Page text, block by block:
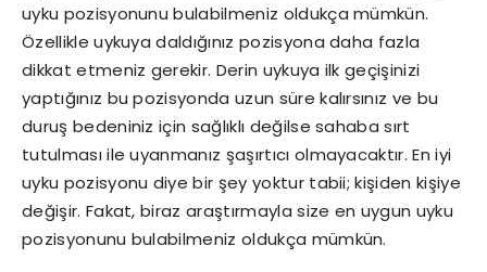
uyku pozisyonunu bulabilmeniz oldukça mümkün.
Özellikle uykuya daldığınız pozisyona daha fazla
dikkat etmeniz gerekir. Derin uykuya ilk geçişinizi
yaptığınız bu pozisyonda uzun süre kalırsınız ve bu
duruş bedeniniz için sağlıklı değilse sahaba sırt
tutulması ile uyanmanız şaşırtıcı olmayacaktır. En iyi
uyku pozisyonu diye bir şey yoktur tabii; kişiden kişiye
değişir. Fakat, biraz araştırmayla size en uygun uyku
pozisyonunu bulabilmeniz oldukça mümkün.